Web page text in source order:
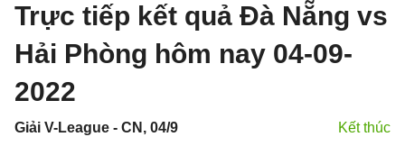
Trực tiếp kết quả Đà Nẵng vs
Hải Phòng hôm nay 04-09-
2022
Giải V-League - CN, 04/9 Kết thúc